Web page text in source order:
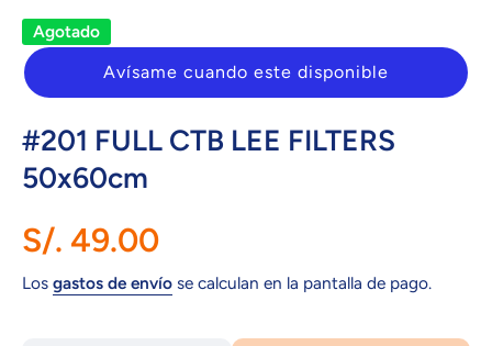
Agotado
Avísame cuando este disponible
#201 FULL CTB LEE FILTERS
50x60cm
S/. 49.00
Los gastos de envío se calculan en la pantalla de pago.